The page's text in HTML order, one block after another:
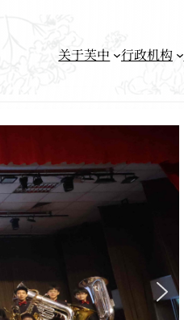
关于芙中 行政机构